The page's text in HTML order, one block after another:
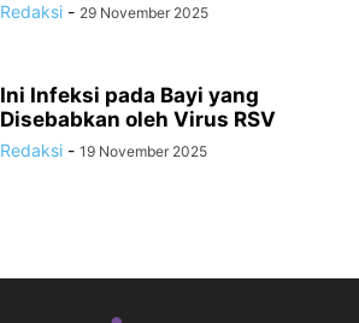
Redaksi - 29 November 2025
Ini Infeksi pada Bayi yang
Disebabkan oleh Virus RSV
Redaksi - 19 November 2025